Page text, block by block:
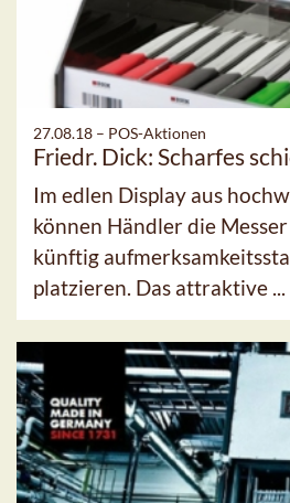
27.08.18 – POS-Aktionen
Friedr. Dick: Scharfes
Im edlen Display aus
können Händler die
künftig
platzieren. Das attraktive ...